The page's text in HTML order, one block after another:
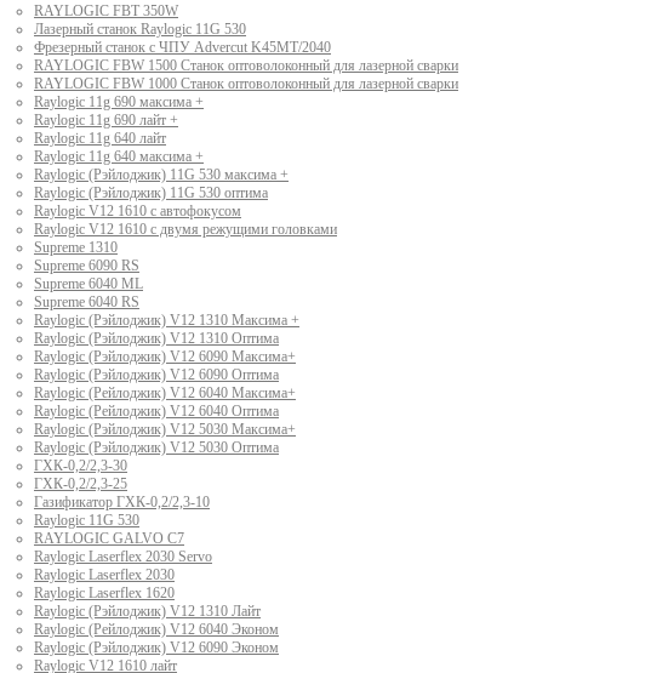
RAYLOGIC FBT 350W
Лазерный станок Raylogic 11G 530
Фрезерный станок с ЧПУ Advercut K45MT/2040
RAYLOGIC FBW 1500 Станок оптоволоконный для лазерной сварки
RAYLOGIC FBW 1000 Станок оптоволоконный для лазерной сварки
Raylogic 11g 690 максима +
Raylogic 11g 690 лайт +
Raylogic 11g 640 лайт
Raylogic 11g 640 максима +
Raylogic (Рэйлоджик) 11G 530 максима +
Raylogic (Рэйлоджик) 11G 530 оптима
Raylogic V12 1610 с автофокусом
Raylogic V12 1610 с двумя режущими головками
Supreme 1310
Supreme 6090 RS
Supreme 6040 ML
Supreme 6040 RS
Raylogic (Рэйлоджик) V12 1310 Максима +
Raylogic (Рэйлоджик) V12 1310 Оптима
Raylogic (Рэйлоджик) V12 6090 Максима+
Raylogic (Рэйлоджик) V12 6090 Оптима
Raylogic (Рейлоджик) V12 6040 Максима+
Raylogic (Рейлоджик) V12 6040 Оптима
Raylogic (Рэйлоджик) V12 5030 Максима+
Raylogic (Рэйлоджик) V12 5030 Оптима
ГХК-0,2/2,3-30
ГХК-0,2/2,3-25
Газификатор ГХК-0,2/2,3-10
Raylogic 11G 530
RAYLOGIC GALVO С7
Raylogic Laserflex 2030 Servo
Raylogic Laserflex 2030
Raylogic Laserflex 1620
Raylogic (Рэйлоджик) V12 1310 Лайт
Raylogic (Рейлоджик) V12 6040 Эконом
Raylogic (Рэйлоджик) V12 6090 Эконом
Raylogic V12 1610 лайт